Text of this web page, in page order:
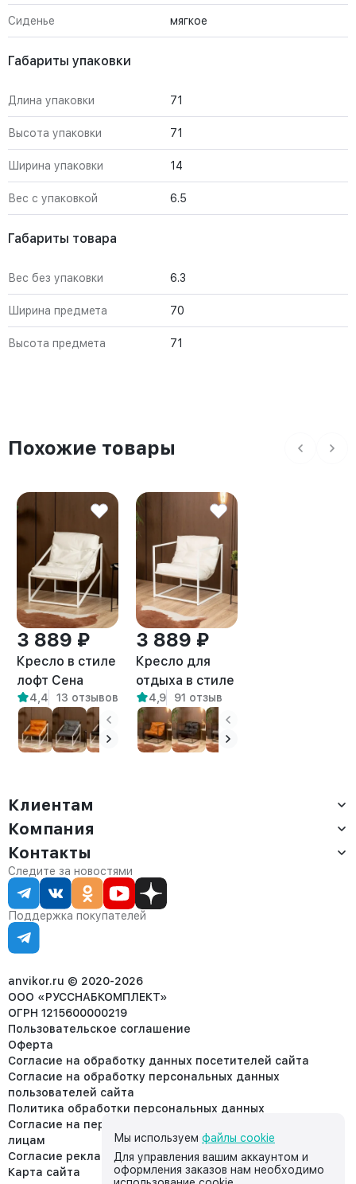
Сиденье мягкое
Габариты упаковки
Длина упаковки 71
Высота упаковки 71
Ширина упаковки 14
Вес с упаковкой 6.5
Габариты товара
Вес без упаковки 6.3
Ширина предмета 70
Высота предмета 71
Похожие товары
3 889 ₽
Кресло в стиле
лофт Сена
экокожа
белый/белый
4,4 13 отзывов
3 889 ₽
Кресло для
отдыха в стиле
лофт Барта
белый/белый
4,9 91 отзыв
Клиентам
Доставка
Оплата
Сервис
Статус заказа
Статьи
Компания
О компании
Контакты
Партнёрам
Контакты
Отдел продаж:
8 (800) 234-22-62
corp@anvikor.ru
Ежедневно, с 7:00-19:00 (МСК)
Отдел рекламации:
8 (953) 455-25-61
Следите за новостями
Поддержка покупателей
anvikor.ru © 2020-2026
ООО «РУССНАБКОМПЛЕКТ»
ОГРН 1215600000219
Пользовательское соглашение
Оферта
Согласие на обработку данных посетителей сайта
Согласие на обработку персональных данных
пользователей сайта
Политика обработки персональных данных
Согласие на передачу персональных данных третьим
лицам
Согласие реклама
Карта сайта
Мы используем файлы cookie
Для управления вашим аккаунтом и
оформления заказов нам необходимо